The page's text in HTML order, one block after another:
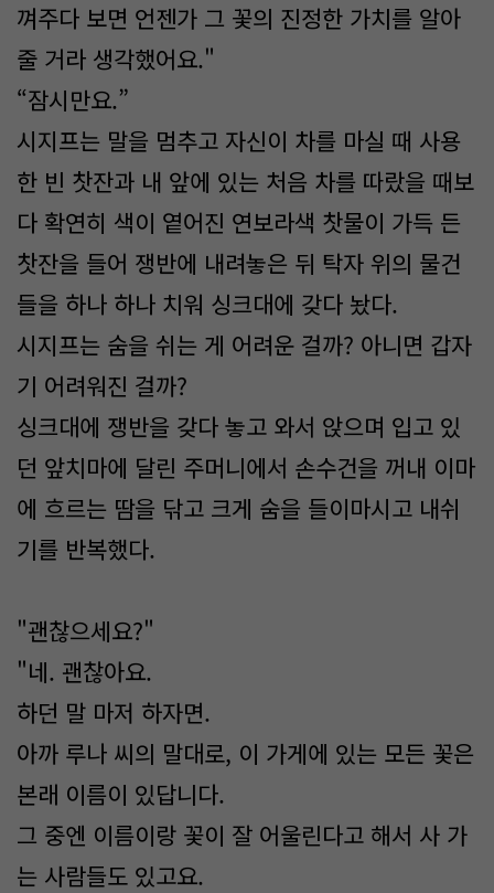
껴주다 보면 언젠가 그 꽃의 진정한 가치를 알아
줄 거라 생각했어요."
“잠시만요.”
시지프는 말을 멈추고 자신이 차를 마실 때 사용
한 빈 찻잔과 내 앞에 있는 처음 차를 따랐을 때보
다 확연히 색이 옅어진 연보라색 찻물이 가득 든
찻잔을 들어 쟁반에 내려놓은 뒤 탁자 위의 물건
들을 하나 하나 치워 싱크대에 갖다 놨다.
시지프는 숨을 쉬는 게 어려운 걸까? 아니면 갑자
기 어려워진 걸까?
싱크대에 쟁반을 갖다 놓고 와서 앉으며 입고 있
던 앞치마에 달린 주머니에서 손수건을 꺼내 이마
에 흐르는 땀을 닦고 크게 숨을 들이마시고 내쉬
기를 반복했다.
"괜찮으세요?"
"네. 괜찮아요.
하던 말 마저 하자면.
아까 루나 씨의 말대로, 이 가게에 있는 모든 꽃은
본래 이름이 있답니다.
그 중엔 이름이랑 꽃이 잘 어울린다고 해서 사 가
는 사람들도 있고요.